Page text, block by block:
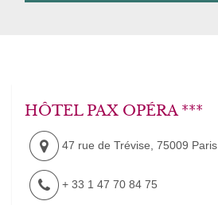
HÔTEL PAX OPÉRA ***
47 rue de Trévise,75009 Paris
+ 33 1 47 70 84 75